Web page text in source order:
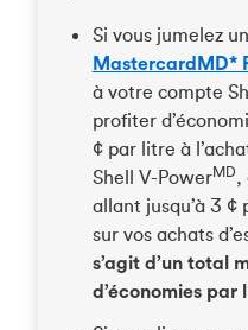
Si vous jumelez
MastercardMD*
à votre compte
profiter
¢ par litre à
Shell V-PowerMD,
allant jusqu’à 3 ¢
sur vos achats
s’agit d’un total
d’économies par